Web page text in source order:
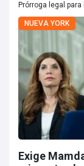
Prórroga legal
NUEVA YORK
Exige